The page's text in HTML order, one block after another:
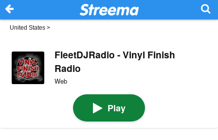
United States >
FleetDJRadio - Vinyl Finish
Radio
Web
Play